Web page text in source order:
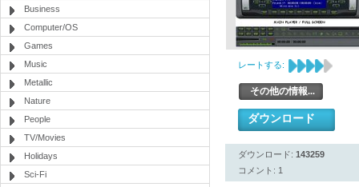
Business
Computer/OS
Games
Music
Metallic
Nature
People
TV/Movies
Holidays
Sci-Fi
レートする:
その他の情報...
ダウンロード
ダウンロード: 143259
コメント: 1